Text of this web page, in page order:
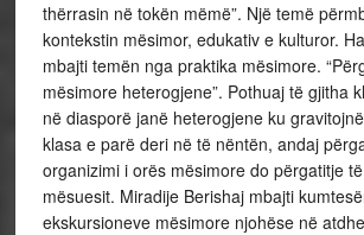
thërrasin në tokën mëmë”. Një temë
kontekstin mësimor, edukativ e kulturor.
mbajti temën nga praktika mësimore.
mësimore heterogjene”. Pothuaj të gjitha
në diasporë janë heterogjene ku
klasa e parë deri në të nëntën, andaj
organizimi i orës mësimore do përgatitje
mësuesit. Miradije Berishaj mbajti
ekskursioneve mësimore njohëse në